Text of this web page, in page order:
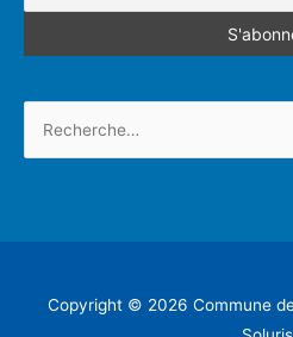
Copyright © 2026 Commune